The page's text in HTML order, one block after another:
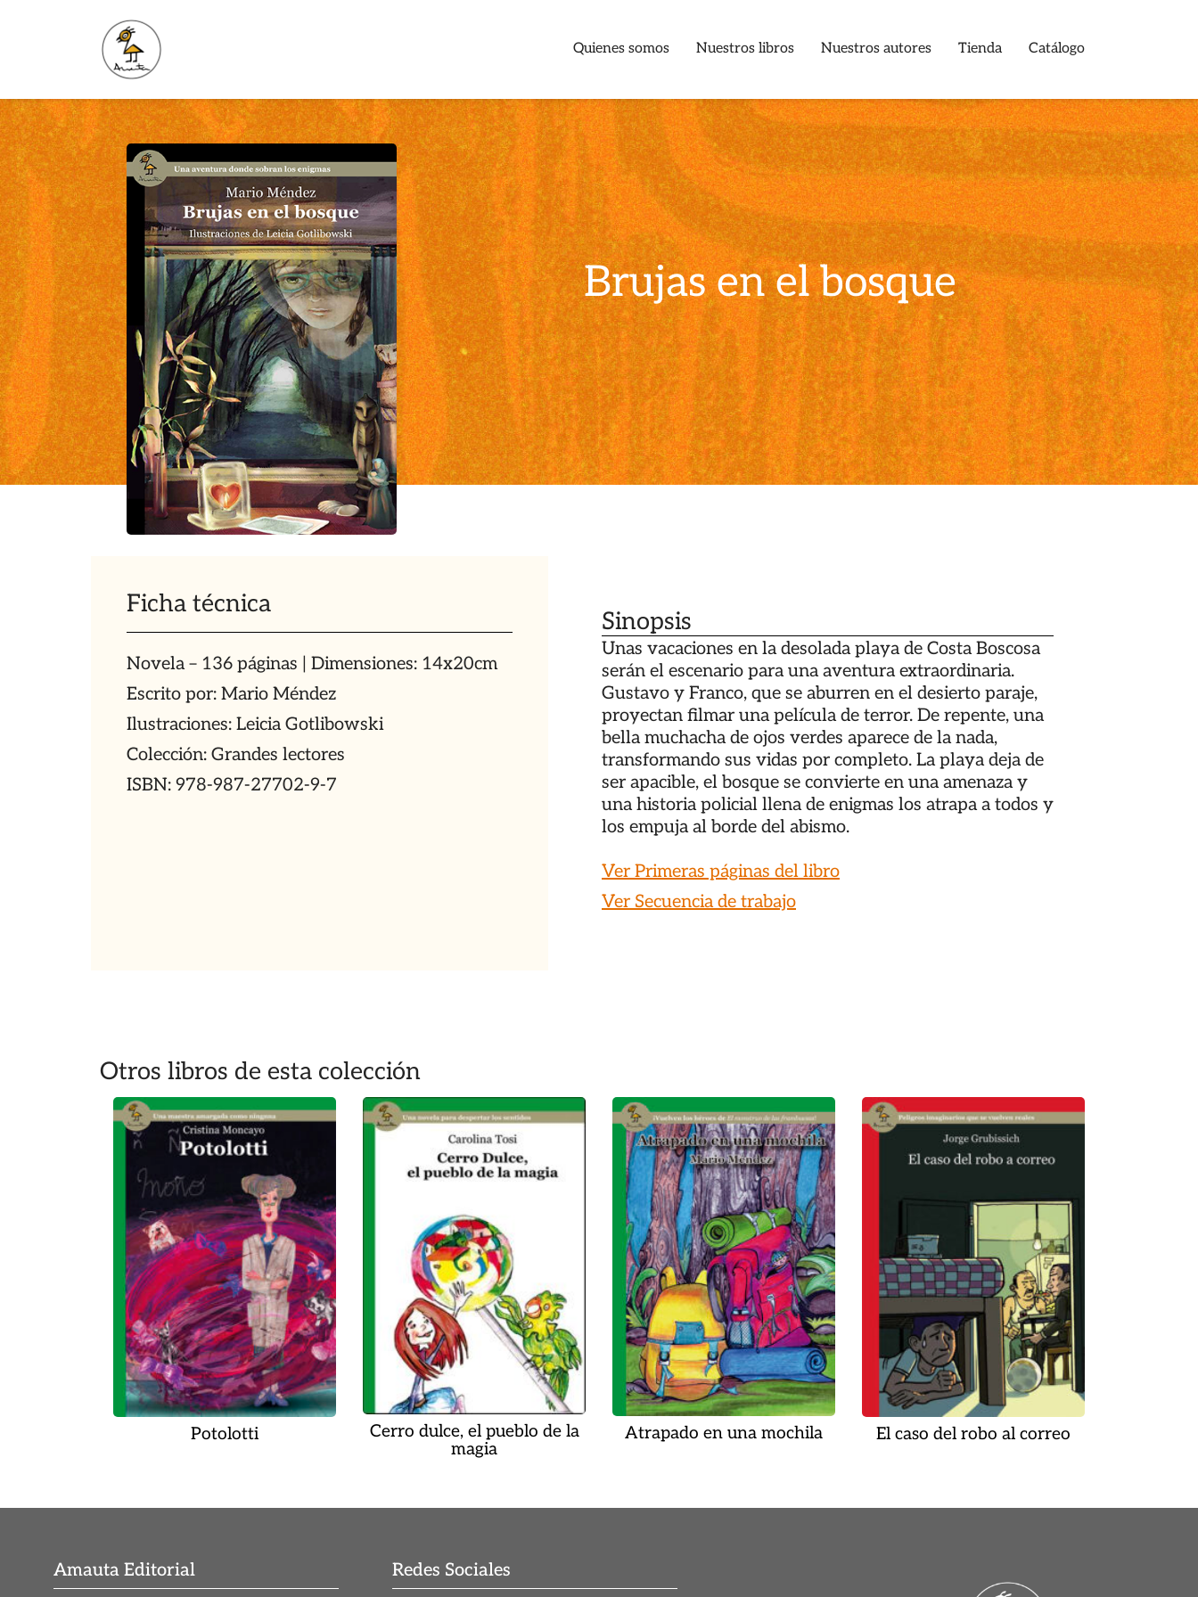
Quienes somos Nuestros libros Nuestros autores Tienda Catálogo
Brujas en el bosque
Ficha técnica
Novela – 136 páginas | Dimensiones: 14x20cm
Escrito por: Mario Méndez
Ilustraciones: Leicia Gotlibowski
Colección: Grandes lectores
ISBN: 978-987-27702-9-7
Sinopsis
Unas vacaciones en la desolada playa de Costa Boscosa
serán el escenario para una aventura extraordinaria.
Gustavo y Franco, que se aburren en el desierto paraje,
proyectan filmar una película de terror. De repente, una
bella muchacha de ojos verdes aparece de la nada,
transformando sus vidas por completo. La playa deja de
ser apacible, el bosque se convierte en una amenaza y
una historia policial llena de enigmas los atrapa a todos y
los empuja al borde del abismo.
Ver Primeras páginas del libro
Ver Secuencia de trabajo
Otros libros de esta colección
Potolotti
Cerro dulce, el pueblo de la
magia
Atrapado en una mochila El caso del robo al correo
Amauta Editorial Redes Sociales